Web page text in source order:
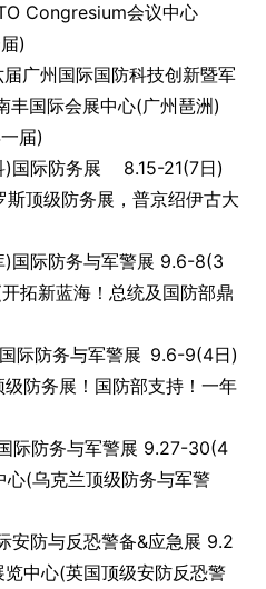
会议中心
)
广州国际国防科技创新暨军
国际会展中心(广州琶洲)
届)
)国际防务展 8.15-21(7日)
级防务展，普京绍伊古大
国际防务与军警展 9.6-8(3
蓝海！总统及国防部鼎
际防务与军警展 9.6-9(4日)
级防务展！国防部支持！一年
际防务与军警展 9.27-30(4
克兰顶级防务与军警
安防与反恐警备&应急展 9.2
中心(英国顶级安防反恐警